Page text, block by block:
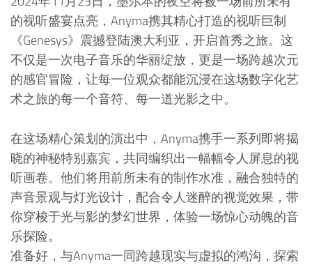
的视听盛宴点亮，Anyma携其精心打造的视听巨制
《Genesys》震撼登陆澳大利亚，开启首秀之旅。这
不仅是一次电子音乐的华丽绽放，更是一场跨越次元
的感官冒险，让每一位观众都能沉浸在这场数字化艺
术之旅的每一个音符、每一道光影之中。
在这场精心策划的演出中，Anyma携手一系列即将揭
晓的神秘特别嘉宾，共同编织出一幅幅令人屏息的视
听画卷。他们将用前所未有的制作水准，融合独特的
声音景观与灯光设计，配合令人迷醉的视觉效果，带
你穿梭于光与影的梦幻世界，体验一场惊心动魄的音
乐探险。
准备好，与Anyma一同跨越现实与虚拟的鸿沟，探索